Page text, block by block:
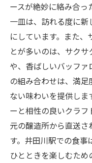
ースが絶妙に絡み合っ
一皿は、訪れる度に
にしています。また
とが多いのは、サク
や、香ばしいバッファ
の組み合わせは、満
ない味わいを提供し
ーと相性の良いクラ
元の醸造所から直送
す。井田川駅での食事
ひとときを楽しむため